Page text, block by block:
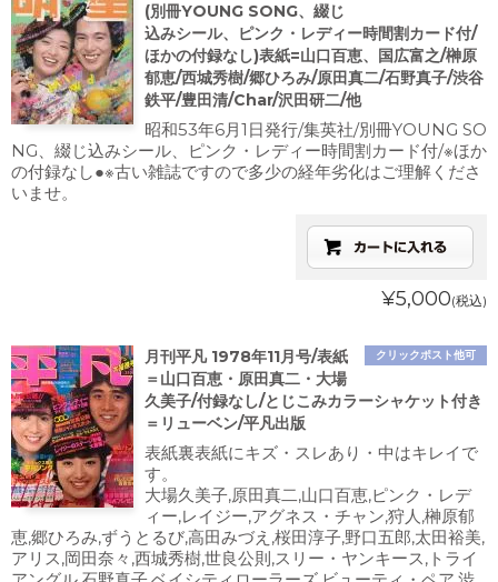
(別冊YOUNG SONG、綴じ
込みシール、ピンク・レディー時間割カード付/
ほかの付録なし)表紙=山口百恵、国広富之/榊原
郁恵/西城秀樹/郷ひろみ/原田真二/石野真子/渋谷
鉄平/豊田清/Char/沢田研二/他
昭和53年6月1日発行/集英社/別冊YOUNG SO
NG、綴じ込みシール、ピンク・レディー時間割カード付/※ほか
の付録なし●※古い雑誌ですので多少の経年劣化はご理解くださ
いませ。
¥5,000(税込)
クリックポスト他可
月刊平凡 1978年11月号/表紙
＝山口百恵・原田真二・大場
久美子/付録なし/とじこみカラーシャケット付き
＝リューベン/平凡出版
表紙裏表紙にキズ・スレあり・中はキレイで
す。
大場久美子,原田真二,山口百恵,ピンク・レデ
ィー,レイジー,アグネス・チャン,狩人,榊原郁
恵,郷ひろみ,ずうとるび,高田みづえ,桜田淳子,野口五郎,太田裕美,
アリス,岡田奈々,西城秀樹,世良公則,スリー・ヤンキース,トライ